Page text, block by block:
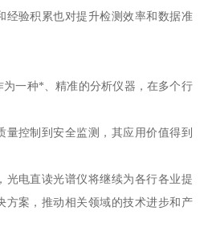
经验积累也对提升检测效率和数据准
一种*、精准的分析仪器，在多个行
量控制到安全监测，其应用价值得到
光电直读光谱仪将继续为各行各业提
方案，推动相关领域的技术进步和产